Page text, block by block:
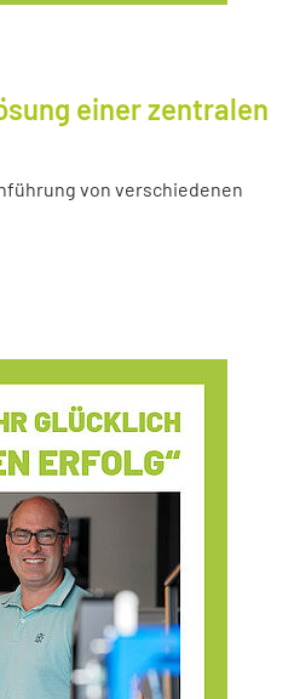
einer zentralen
von verschiedenen